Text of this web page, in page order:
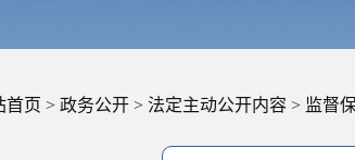
首页 > 政务公开 > 法定主动公开内容 > 监督